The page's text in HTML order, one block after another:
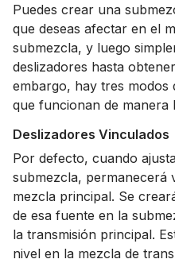
Puedes crear una
que deseas afectar en el
submezcla, y luego
deslizadores hasta
embargo, hay tres modos
que funcionan de manera
Deslizadores Vinculados
Por defecto, cuando
submezcla, permanecerá
mezcla principal. Se
de esa fuente en la
la transmisión principal.
nivel en la mezcla de